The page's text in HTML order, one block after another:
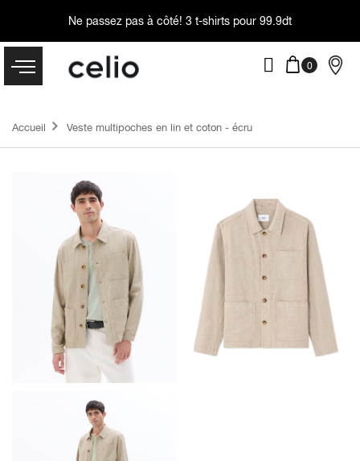
Ne passez pas à côté! 3 t-shirts pour 99.9dt
Accueil Veste multipoches en lin et coton - écru